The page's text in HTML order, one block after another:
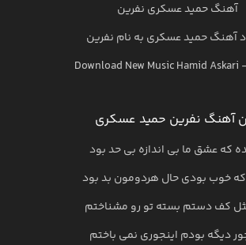
آهنگ حمید عسکری نفرین
آهنگ حمید عسکری به نام نفرین
Download New MusicHamid Askari
آهنگ نفرین حمید عسکری
که عشق ما بی اندازه بی حد بود
که خوب بودی حال هردومون بد بود
کف دستم بسته تو رو مشناختم
دیگه بودم اینجوری نمی باختم